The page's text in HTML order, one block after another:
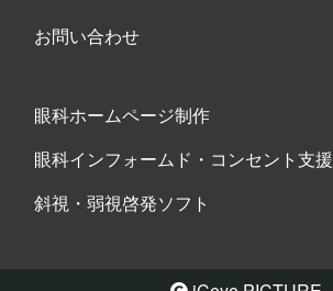
お問い合わせ
眼科ホームページ制作
眼科インフォームド・コンセント支援
斜視・弱視啓発ソフト